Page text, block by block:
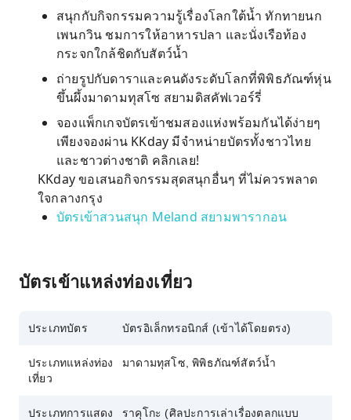
สนุกกับกิจกรรมความรู้เรื่องโลกใต้น้ำ ทักทายนก
เพนกวิน ชมการให้อาหารปลา และนั่งเรือท้อง
กระจกใกล้ชิดกับสัตว์น้ำ
ถ่ายรูปกับดาราและคนดังระดับโลกที่พิพิธภัณฑ์หุ่น
ขึ้นผึ้งมาดามทุสโซ สยามดิสคัฟเวอร์รี่
จองแพ็กเกจบัตรเข้าชมสองแห่งพร้อมกันได้ง่ายๆ
เพียงจองผ่าน KKday มีจำหน่ายบัตรทั้งชาวไทย
และชาวต่างชาติ คลิกเลย!
KKday ขอเสนอกิจกรรมสุดสนุกอื่นๆ ที่ไม่ควรพลาด
ใจกลางกรุง
บัตรเข้าสวนสนุก Meland สยามพารากอน
บัตรเข้าแหล่งท่องเที่ยว
ประเภทบัตร บัตรอิเล็กทรอนิกส์ (เข้าได้โดยตรง)
ประเภทแหล่งท่อง
เที่ยว
มาดามทุสโซ, พิพิธภัณฑ์สัตว์น้ำ
ประเภทการแสดง
ราคุโกะ (ศิลปะการเล่าเรื่องตลกแบบ